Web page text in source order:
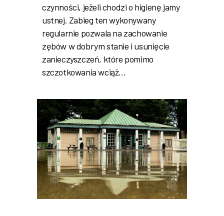
czynności, jeżeli chodzi o higienę jamy
ustnej. Zabieg ten wykonywany
regularnie pozwala na zachowanie
zębów w dobrym stanie i usunięcie
zanieczyszczeń, które pomimo
szczotkowania wciąż…